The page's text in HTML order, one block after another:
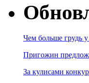
Чем больше грудь
Пригожин
За кулисами